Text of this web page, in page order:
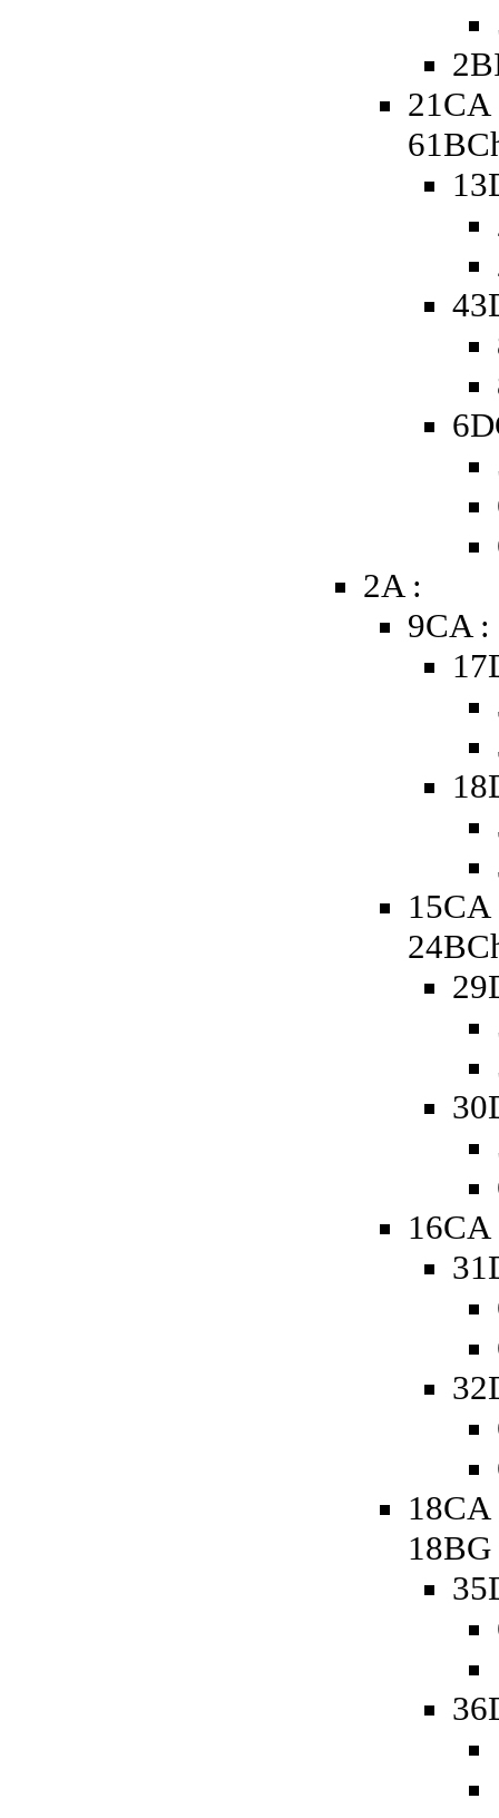
21CA
2A :
9CA
18BG